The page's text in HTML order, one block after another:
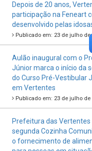
Depois de 20 anos,
participação na Feneart
desenvolvido pelas
Publicado em: 23 de julho de
Aulão inaugural com o
Júnior marca o início da
do Curso Pré-Vestibular
em Vertentes
Publicado em: 23 de julho de
Prefeitura das Vertentes
segunda Cozinha
o fornecimento de